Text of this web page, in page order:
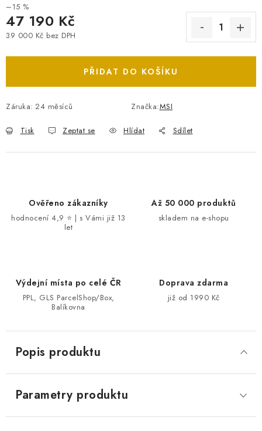
–15 %
47 190 Kč
39 000 Kč bez DPH
PŘIDAT DO KOŠÍKU
Záruka: 24 měsíců Značka:MSI
Tisk Zeptat se Hlídat Sdílet
Ověřeno zákazníky
hodnocení 4,9 ⭐ | s Vámi již 13
let
Až 50 000 produktů
skladem na e-shopu
Výdejní místa po celé ČR
PPL, GLS ParcelShop/Box,
Balíkovna
Doprava zdarma
již od 1990 Kč
Popis produktu
Parametry produktu